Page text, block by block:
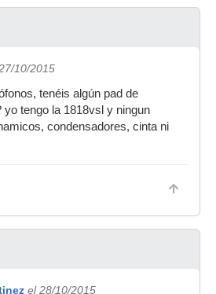
10/2015
tenéis algún pad de
yo tengo la 1818vsl y ningun
condensadores, cinta ni
el 28/10/2015